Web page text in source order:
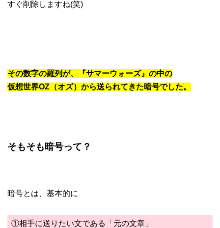
すぐ削除しますね(笑)
その数字の羅列が、『サマーウォーズ』の中の
仮想世界OZ（オズ）から送られてきた暗号でした。
そもそも暗号って？
暗号とは、基本的に
①相手に送りたい文である「元の文章」